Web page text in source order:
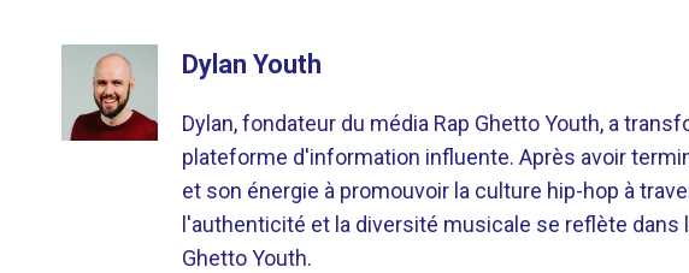
Dylan Youth
Dylan, fondateur du média Rap Ghetto Youth, a
plateforme d'information influente. Après avoir
et son énergie à promouvoir la culture hip-hop à
l'authenticité et la diversité musicale se reflète dans
Ghetto Youth.